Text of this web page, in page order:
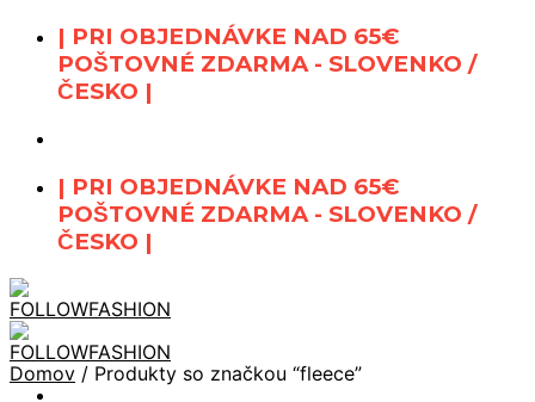
Skip
content
| PRI OBJEDNÁVKE NAD 65€
POŠTOVNÉ ZDARMA - SLOVENKO /
ČESKO |
| PRI OBJEDNÁVKE NAD 65€
POŠTOVNÉ ZDARMA - SLOVENKO /
ČESKO |
Domov / Produkty so značkou “fleece”